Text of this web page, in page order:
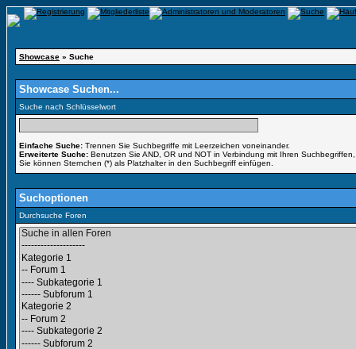
Showcase » Suche
Showcase Suchen...
Suche nach Schlüsselwort
Einfache Suche: Trennen Sie Suchbegriffe mit Leerzeichen voneinander.
Erweiterte Suche: Benutzen Sie AND, OR und NOT in Verbindung mit Ihren
Sie können Sternchen (*) als Platzhalter in den Suchbegriff einfügen.
Suchoptionen
Durchsuche Foren